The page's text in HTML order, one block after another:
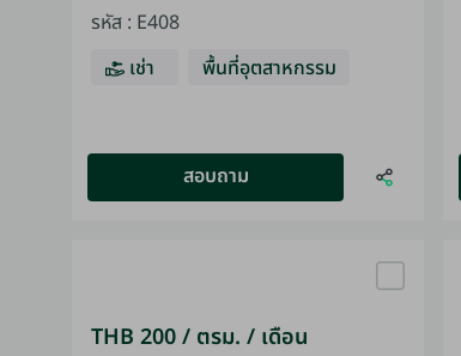
รหัส : E408
เช่า
พื้นที่อุตสาหกรรม
สอบถาม
THB 200 / ตรม. / เดือน